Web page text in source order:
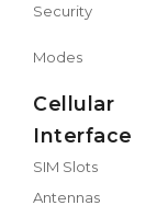
Security
Modes
Cellular
Interface
SIM Slots
Antennas